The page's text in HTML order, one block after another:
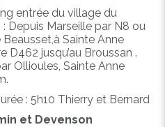
entrée du village du
Depuis Marseille par N8 ou
Beausset,à Sainte Anne
D462 jusqu’au Broussan .
Ollioules, Sainte Anne
: 5h10 Thierry et Bernard
et Devenson